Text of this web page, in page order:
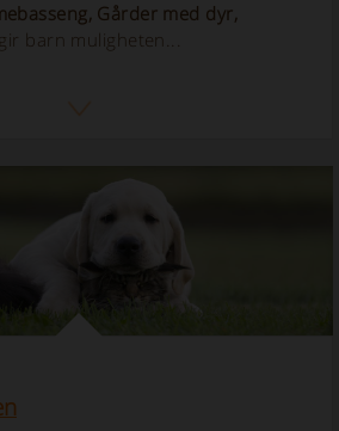
Gårder med dyr,
barn muligheten...